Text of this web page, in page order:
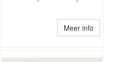
Meer info